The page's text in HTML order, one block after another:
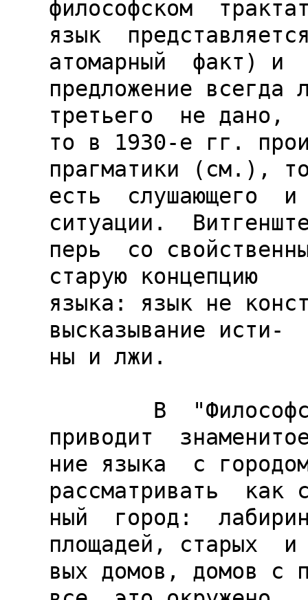
философском
язык
атомарный  факт) и
предложение
третьего  не дано,
то в 1930-е гг.
прагматики (см.),
есть  слушающего  и
ситуации.
перь  со
старую концепцию
языка: язык не
высказывание исти-
ны и лжи.
приводит
ние языка  с
рассматривать  как
ный  город:
площадей, старых
вых домов, домов с